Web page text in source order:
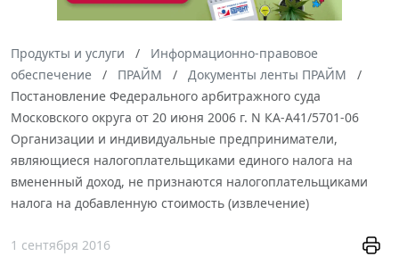
Продукты и услуги
Информационно-правовое
обеспечение
ПРАЙМ
Документы ленты ПРАЙМ
Постановление Федерального арбитражного суда
Московского округа от 20 июня 2006 г. N КА-А41/5701-06
Организации и индивидуальные предприниматели,
являющиеся налогоплательщиками единого налога на
вмененный доход, не признаются налогоплательщиками
налога на добавленную стоимость (извлечение)
1 сентября 2016